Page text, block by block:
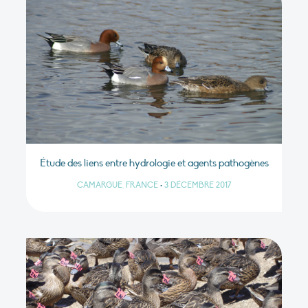
Étude des liens entre hydrologie et agents pathogènes
CAMARGUE, FRANCE • 3 DÉCEMBRE 2017